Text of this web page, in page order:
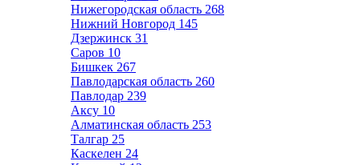
Нижегородская область 268
Нижний Новгород 145
Дзержинск 31
Саров 10
Бишкек 267
Павлодарская область 260
Павлодар 239
Аксу 10
Алматинская область 253
Талгар 25
Каскелен 24